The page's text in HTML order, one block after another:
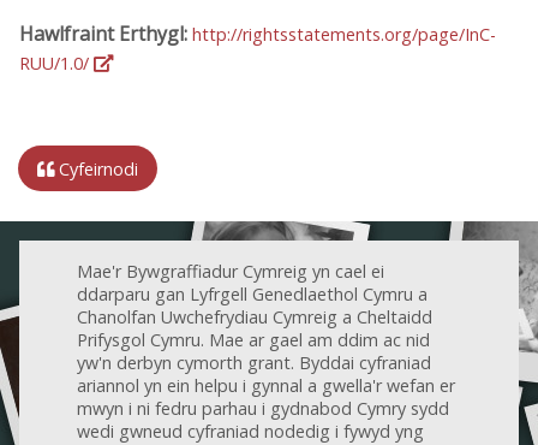
Hawlfraint Erthygl: http://rightsstatements.org/page/InC-
RUU/1.0/
Cyfeirnodi
Mae'r Bywgraffiadur Cymreig yn cael ei
ddarparu gan Lyfrgell Genedlaethol Cymru a
Chanolfan Uwchefrydiau Cymreig a Cheltaidd
Prifysgol Cymru. Mae ar gael am ddim ac nid
yw'n derbyn cymorth grant. Byddai cyfraniad
ariannol yn ein helpu i gynnal a gwella'r wefan er
mwyn i ni fedru parhau i gydnabod Cymry sydd
wedi gwneud cyfraniad nodedig i fywyd yng